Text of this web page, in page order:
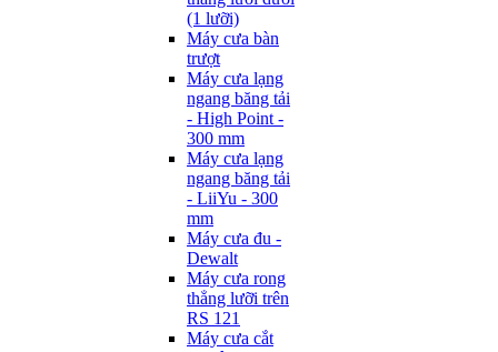
(1 lưỡi)
Máy cưa bàn
trượt
Máy cưa lạng
ngang băng tải
- High Point -
300 mm
Máy cưa lạng
ngang băng tải
- LiiYu - 300
mm
Máy cưa đu -
Dewalt
Máy cưa rong
thẳng lưỡi trên
RS 121
Máy cưa cắt